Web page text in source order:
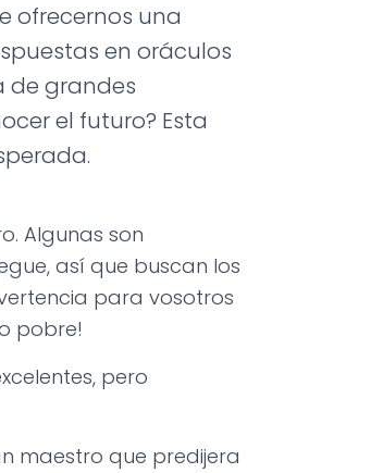
ofrecernos una
en oráculos
de grandes
el futuro? Esta
Algunas son
así que buscan los
para vosotros
pobre!
pero
maestro que predijera